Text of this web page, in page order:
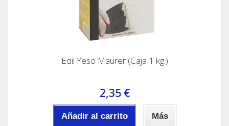
Edil Yeso Maurer (Caja 1 kg.)
2,35 €
Añadir al carrito Más